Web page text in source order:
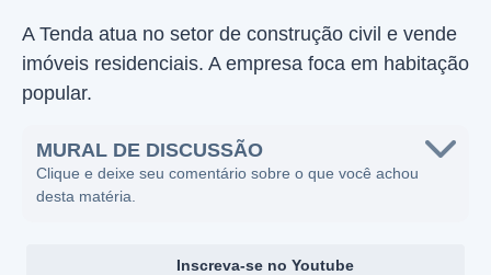
A Tenda atua no setor de construção civil e vende
imóveis residenciais. A empresa foca em habitação
popular.
MURAL DE DISCUSSÃO
Clique e deixe seu comentário sobre o que você achou
desta matéria.
Inscreva-se no Youtube